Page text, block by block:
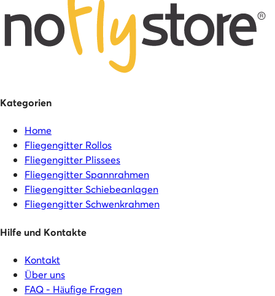
Kategorien
Home
Fliegengitter Rollos
Fliegengitter Plissees
Fliegengitter Spannrahmen
Fliegengitter Schiebeanlagen
Fliegengitter Schwenkrahmen
Hilfe und Kontakte
Kontakt
Über uns
FAQ - Häufige Fragen